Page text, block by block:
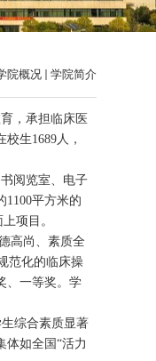
院概况 学院简介
，承担临床医
校生1689人，
阅览室、电子
1100平方米的
项目。
高尚、素质全
范化的临床操
、一等奖。学
综合素质显著
体如全国“活力